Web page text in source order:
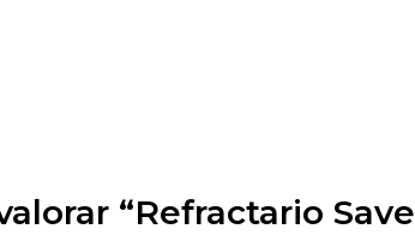
“Refractario Save